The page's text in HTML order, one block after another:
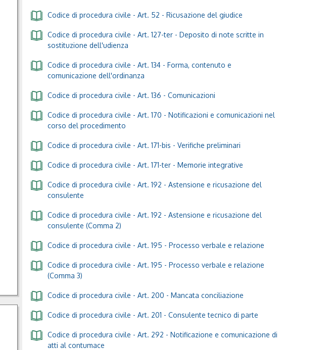
Codice di procedura civile - Art. 52 - Ricusazione del giudice
Codice di procedura civile - Art. 127-ter - Deposito di note scritte in
sostituzione dell'udienza
Codice di procedura civile - Art. 134 - Forma, contenuto e
comunicazione dell'ordinanza
Codice di procedura civile - Art. 136 - Comunicazioni
Codice di procedura civile - Art. 170 - Notificazioni e comunicazioni nel
corso del procedimento
Codice di procedura civile - Art. 171-bis - Verifiche preliminari
Codice di procedura civile - Art. 171-ter - Memorie integrative
Codice di procedura civile - Art. 192 - Astensione e ricusazione del
consulente
Codice di procedura civile - Art. 192 - Astensione e ricusazione del
consulente (Comma 2)
Codice di procedura civile - Art. 195 - Processo verbale e relazione
Codice di procedura civile - Art. 195 - Processo verbale e relazione
(Comma 3)
Codice di procedura civile - Art. 200 - Mancata conciliazione
Codice di procedura civile - Art. 201 - Consulente tecnico di parte
Codice di procedura civile - Art. 292 - Notificazione e comunicazione di
atti al contumace